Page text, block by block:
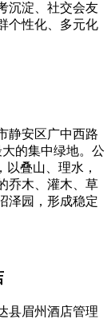
沉淀、社交会友
个性化、多元化
静安区广中西路
的集中绿地。公
以叠山、理水，
乔木、灌木、草
泽园，形成稳定
县眉州酒店管理